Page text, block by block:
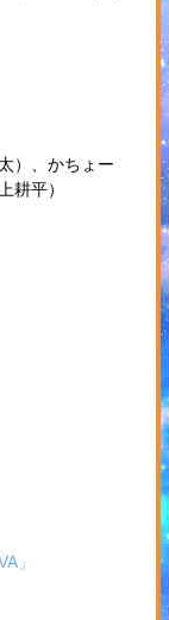
）、かちょー
耕平）
」